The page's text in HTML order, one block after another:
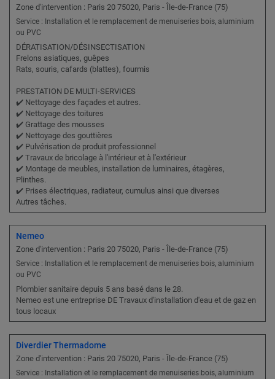
Zone d'intervention : Paris 20 75020, Paris - Île-de-France (75)
Service : Installation et le remplacement de menuiseries bois, aluminium
ou PVC
DÉRATISATION/DÉSINSECTISATION
Frelons asiatiques, guêpes
Rats, souris, cafards (blattes), fourmis
PRESTATION DE MULTI-SERVICES
✔️ Nettoyage des façades et autres.
✔️ Nettoyage des toitures
✔️ Grattage des mousses
✔️ Nettoyage des gouttières
✔️ Pulvérisation de produit professionnel
✔️ Travaux de bricolage à l'intérieur et à l'extérieur
✔️ Montage de meubles, installation de luminaires, étagères,
Plinthes.
✔️ Prises électriques, radiateur, cumulus ainsi que diverses
Autres tâches.
Nemeo
Zone d'intervention : Paris 20 75020, Paris - Île-de-France (75)
Service : Installation et le remplacement de menuiseries bois, aluminium
ou PVC
Plombier sanitaire depuis 5 ans basé dans le 28.
Nemeo est une entreprise DE Travaux d'installation d'eau et de gaz en
tous locaux
Diverdier Thermadome
Zone d'intervention : Paris 20 75020, Paris - Île-de-France (75)
Service : Installation et le remplacement de menuiseries bois, aluminium